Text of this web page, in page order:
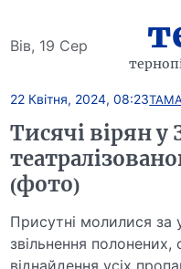
Вів, 19 Сер
22 Квітня, 2024, 08:23
Тисячі вірян
(фото)
Присутні молилися за
звільнення
віднайдення усіх